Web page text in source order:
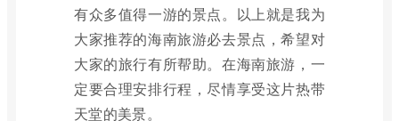
有众多值得一游的景点。以上就是我为
大家推荐的海南旅游必去景点，希望对
大家的旅行有所帮助。在海南旅游，一
定要合理安排行程，尽情享受这片热带
天堂的美景。